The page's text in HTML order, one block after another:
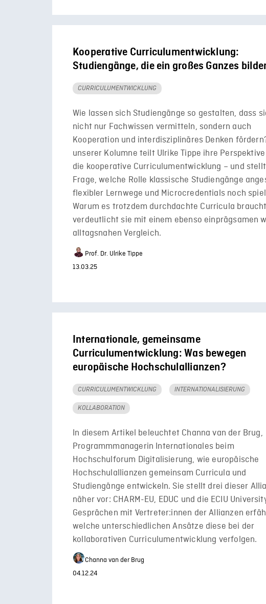
Kooperative Curriculumentwicklung:
Studiengänge, die ein großes Ganzes
CURRICULUMENTWICKLUNG
Wie lassen sich Studiengänge so gestalten, dass
nicht nur Fachwissen vermitteln, sondern auch
Kooperation und interdisziplinäres Denken
unserer Kolumne teilt Ulrike Tippe ihre
die kooperative Curriculumentwicklung – und
Frage, welche Rolle klassische Studiengänge
flexibler Lernwege und Microcredentials noch
Warum es trotzdem durchdachte Curricula
verdeutlicht sie mit einem ebenso einprägsamen
alltagsnahen Vergleich.
Prof. Dr. Ulrike Tippe
13.03.25
Internationale, gemeinsame
Curriculumentwicklung: Was bewegen
europäische Hochschulallianzen?
CURRICULUMENTWICKLUNG INTERNATIONALISIERUNG
KOLLABORATION
In diesem Artikel beleuchtet Channa van der Brug,
Programmmanagerin Internationales beim
Hochschulforum Digitalisierung, wie europäische
Hochschulallianzen gemeinsam Curricula und
Studiengänge entwickeln. Sie stellt drei dieser
näher vor: CHARM-EU, EDUC und die ECIU
Gesprächen mit Vertreter:innen der Allianzen
welche unterschiedlichen Ansätze diese bei der
kollaborativen Curriculumentwicklung verfolgen.
Channa van der Brug
04.12.24